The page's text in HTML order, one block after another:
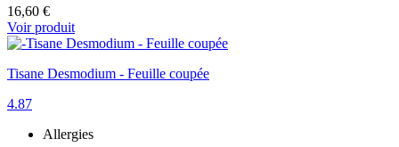
16,60 €
Voir produit
Tisane Desmodium - Feuille coupée
4.87
Allergies